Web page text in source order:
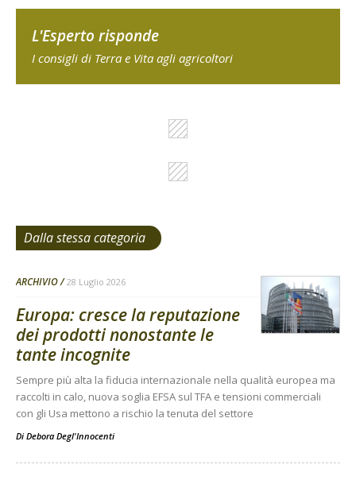
L'Esperto risponde
I consigli di Terra e Vita agli agricoltori
Dalla stessa categoria
ARCHIVIO 28 Luglio 2026
Europa: cresce la reputazione
dei prodotti nonostante le
tante incognite
Sempre più alta la fiducia internazionale nella qualità europea ma
raccolti in calo, nuova soglia EFSA sul TFA e tensioni commerciali
con gli Usa mettono a rischio la tenuta del settore
Di Debora Degl'Innocenti